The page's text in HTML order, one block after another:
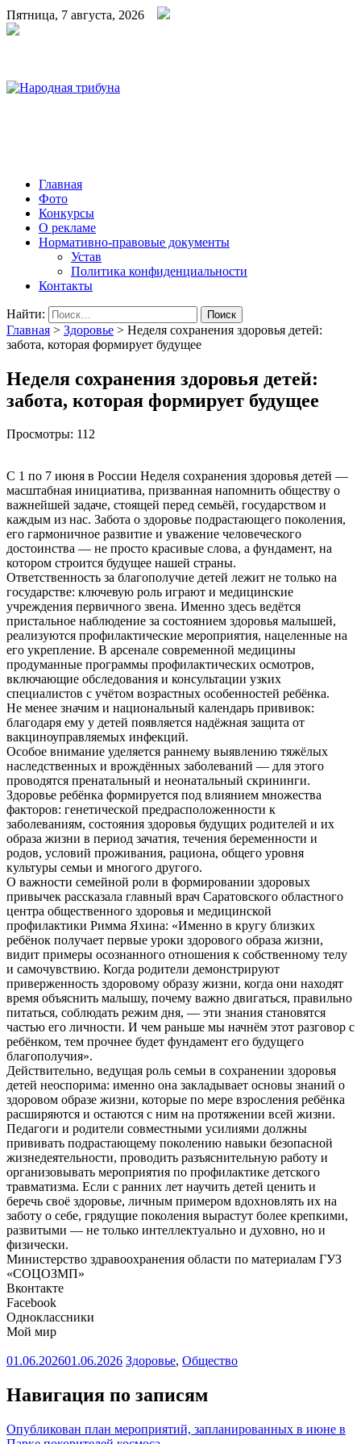
Пятница, 7 августа, 2026
Главная
Фото
Конкурсы
О рекламе
Нормативно-правовые документы
Устав
Политика конфиденциальности
Контакты
Найти:
Главная > Здоровье > Неделя сохранения здоровья детей:
забота, которая формирует будущее
Неделя сохранения здоровья детей:
забота, которая формирует будущее
Просмотры: 112
С 1 по 7 июня в России Неделя сохранения здоровья детей —
масштабная инициатива, призванная напомнить обществу о
важнейшей задаче, стоящей перед семьёй, государством и
каждым из нас. Забота о здоровье подрастающего поколения,
его гармоничное развитие и уважение человеческого
достоинства — не просто красивые слова, а фундамент, на
котором строится будущее нашей страны.
Ответственность за благополучие детей лежит не только на
государстве: ключевую роль играют и медицинские
учреждения первичного звена. Именно здесь ведётся
пристальное наблюдение за состоянием здоровья малышей,
реализуются профилактические мероприятия, нацеленные на
его укрепление. В арсенале современной медицины
продуманные программы профилактических осмотров,
включающие обследования и консультации узких
специалистов с учётом возрастных особенностей ребёнка.
Не менее значим и национальный календарь прививок:
благодаря ему у детей появляется надёжная защита от
вакциноуправляемых инфекций.
Особое внимание уделяется раннему выявлению тяжёлых
наследственных и врождённых заболеваний — для этого
проводятся пренатальный и неонатальный скрининги.
Здоровье ребёнка формируется под влиянием множества
факторов: генетической предрасположенности к
заболеваниям, состояния здоровья будущих родителей и их
образа жизни в период зачатия, течения беременности и
родов, условий проживания, рациона, общего уровня
культуры семьи и многого другого.
О важности семейной роли в формировании здоровых
привычек рассказала главный врач Саратовского областного
центра общественного здоровья и медицинской
профилактики Римма Яхина: «Именно в кругу близких
ребёнок получает первые уроки здорового образа жизни,
видит примеры осознанного отношения к собственному телу
и самочувствию. Когда родители демонстрируют
приверженность здоровому образу жизни, когда они находят
время объяснить малышу, почему важно двигаться, правильно
питаться, соблюдать режим дня, — эти знания становятся
частью его личности. И чем раньше мы начнём этот разговор с
ребёнком, тем прочнее будет фундамент его будущего
благополучия».
Действительно, ведущая роль семьи в сохранении здоровья
детей неоспорима: именно она закладывает основы знаний о
здоровом образе жизни, которые по мере взросления ребёнка
расширяются и остаются с ним на протяжении всей жизни.
Педагоги и родители совместными усилиями должны
прививать подрастающему поколению навыки безопасной
жизнедеятельности, проводить разъяснительную работу и
организовывать мероприятия по профилактике детского
травматизма. Если с ранних лет научить детей ценить и
беречь своё здоровье, личным примером вдохновлять их на
заботу о себе, грядущие поколения вырастут более крепкими,
развитыми — не только интеллектуально и духовно, но и
физически.
Министерство здравоохранения области по материалам ГУЗ
«СОЦОЗМП»
Вконтакте
Facebook
Одноклассники
Мой мир
01.06.202601.06.2026 Здоровье, Общество
Навигация по записям
Опубликован план мероприятий, запланированных в июне в